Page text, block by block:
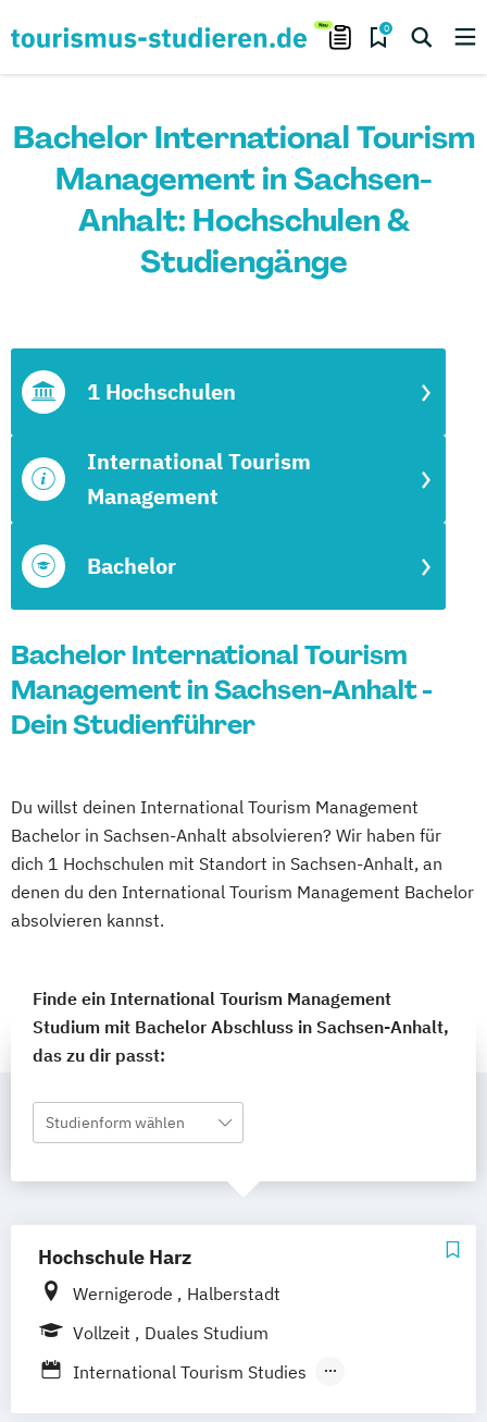
0
Bachelor International Tourism
Management in Sachsen-
Anhalt: Hochschulen &
Studiengänge
Bachelor
International Tourism
Management
1 Hochschulen
Bachelor International Tourism
Management in Sachsen-Anhalt -
Dein Studienführer
Du willst deinen International Tourism Management
Bachelor in Sachsen-Anhalt absolvieren? Wir haben für
dich 1 Hochschulen mit Standort in Sachsen-Anhalt, an
denen du den International Tourism Management Bachelor
absolvieren kannst.
Finde ein International Tourism Management
Studium mit Bachelor Abschluss in Sachsen-Anhalt,
das zu dir passt:
Studienform wählen
Hochschule Harz
Wernigerode
Halberstadt
Vollzeit
Duales Studium
International Tourism Studies